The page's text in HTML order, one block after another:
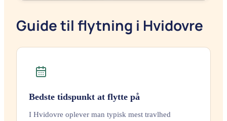
Guide til flytning i Hvidovre
Bedste tidspunkt at flytte på
I Hvidovre oplever man typisk mest travlhed